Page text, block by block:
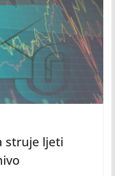
struje ljeti